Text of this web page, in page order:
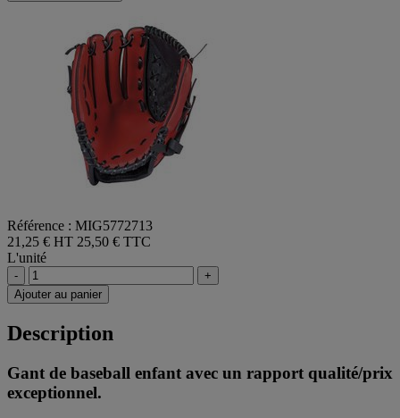
Référence : MIG5772713
21,25 € HT 25,50 € TTC
L'unité
-
+
Ajouter au panier
Description
Gant de baseball enfant avec un rapport qualité/prix
exceptionnel.